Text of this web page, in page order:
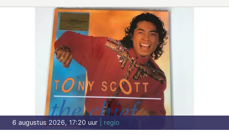
6 augustus 2026, 17:20 uur | regio